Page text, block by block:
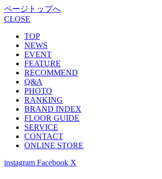
ページトップへ
CLOSE
TOP
NEWS
EVENT
FEATURE
RECOMMEND
Q&A
PHOTO
RANKING
BRAND INDEX
FLOOR GUIDE
SERVICE
CONTACT
ONLINE STORE
instagram Facebook X